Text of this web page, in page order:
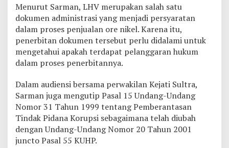
n
a
g
e
r
P
a
r
u
i
n
Menurut Sarman, LHV merupakan salah satu
dokumen administrasi yang menjadi persyaratan
dalam proses penjualan ore nikel. Karena itu,
penerbitan dokumen tersebut perlu didalami untuk
mengetahui apakah terdapat pelanggaran hukum
dalam proses penerbitannya.
Dalam audiensi bersama perwakilan Kejati Sultra,
Sarman juga mengutip Pasal 15 Undang-Undang
Nomor 31 Tahun 1999 tentang Pemberantasan
Tindak Pidana Korupsi sebagaimana telah diubah
dengan Undang-Undang Nomor 20 Tahun 2001
juncto Pasal 55 KUHP.